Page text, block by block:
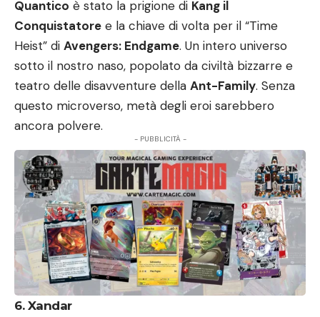
Quantico è stato la prigione di Kang il
Conquistatore e la chiave di volta per il “Time
Heist” di Avengers: Endgame. Un intero universo
sotto il nostro naso, popolato da civiltà bizzarre e
teatro delle disavventure della Ant-Family. Senza
questo microverso, metà degli eroi sarebbero
ancora polvere.
- PUBBLICITÀ -
6. Xandar